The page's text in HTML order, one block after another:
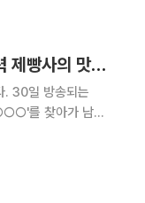
'2TV 생생정보' 오늘방송맛집- 대가의 일급정보, 30년 경력 제빵사의 맛집 '훈○○ ○○○’
를 찾아가 남다